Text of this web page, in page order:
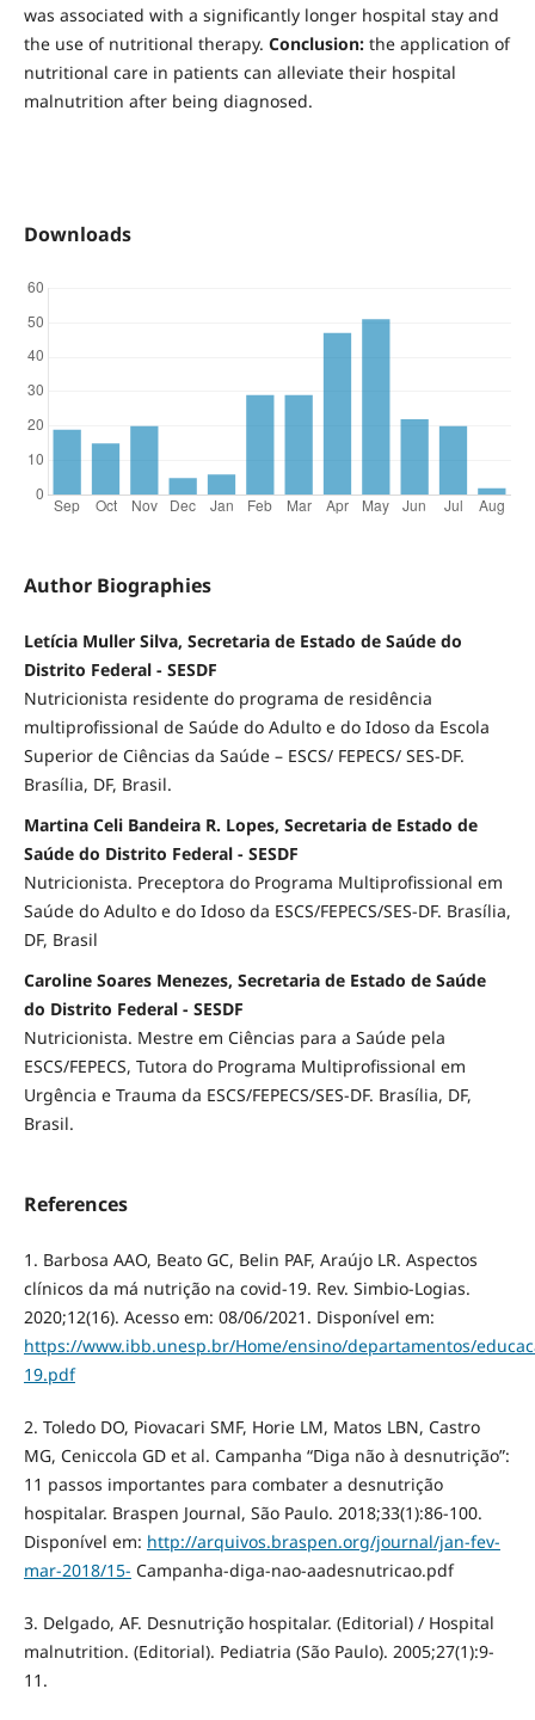
was associated with a significantly longer hospital stay and
the use of nutritional therapy. Conclusion: the application of
nutritional care in patients can alleviate their hospital
malnutrition after being diagnosed.
Downloads
Author Biographies
Letícia Muller Silva, Secretaria de Estado de Saúde do
Distrito Federal - SESDF
Nutricionista residente do programa de residência
multiprofissional de Saúde do Adulto e do Idoso da Escola
Superior de Ciências da Saúde – ESCS/ FEPECS/ SES-DF.
Brasília, DF, Brasil.
Martina Celi Bandeira R. Lopes, Secretaria de Estado de
Saúde do Distrito Federal - SESDF
Nutricionista. Preceptora do Programa Multiprofissional em
Saúde do Adulto e do Idoso da ESCS/FEPECS/SES-DF. Brasília,
DF, Brasil
Caroline Soares Menezes, Secretaria de Estado de Saúde
do Distrito Federal - SESDF
Nutricionista. Mestre em Ciências para a Saúde pela
ESCS/FEPECS, Tutora do Programa Multiprofissional em
Urgência e Trauma da ESCS/FEPECS/SES-DF. Brasília, DF,
Brasil.
References
1. Barbosa AAO, Beato GC, Belin PAF, Araújo LR. Aspectos
clínicos da má nutrição na covid-19. Rev. Simbio-Logias.
2020;12(16). Acesso em: 08/06/2021. Disponível em:
https://www.ibb.unesp.br/Home/ensino/departamentos/
19.pdf
2. Toledo DO, Piovacari SMF, Horie LM, Matos LBN, Castro
MG, Ceniccola GD et al. Campanha “Diga não à desnutrição”:
11 passos importantes para combater a desnutrição
hospitalar. Braspen Journal, São Paulo. 2018;33(1):86-100.
Disponível em: http://arquivos.braspen.org/journal/jan-fev-
mar-2018/15- Campanha-diga-nao-aadesnutricao.pdf
3. Delgado, AF. Desnutrição hospitalar. (Editorial) / Hospital
malnutrition. (Editorial). Pediatria (São Paulo). 2005;27(1):9-
11.